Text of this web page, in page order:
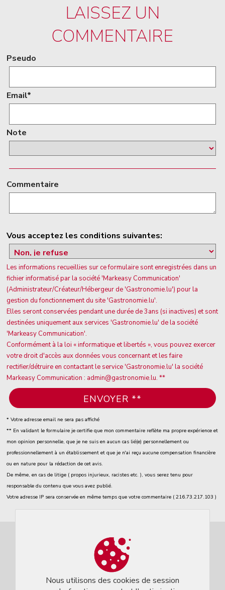
LAISSEZ UN
COMMENTAIRE
Pseudo
Email*
Note
Commentaire
Vous acceptez les conditions suivantes:
Les informations recueillies sur ce formulaire sont enregistrées dans un
fichier informatisé par la société 'Markeasy Communication'
(Administrateur/Créateur/Hébergeur de 'Gastronomie.lu') pour la
gestion du fonctionnement du site 'Gastronomie.lu'.
Elles seront conservées pendant une durée de 3ans (si inactives) et sont
destinées uniquement aux services 'Gastronomie.lu' de la société
'Markeasy Communication'.
Conformément à la loi « informatique et libertés », vous pouvez exercer
votre droit d'accès aux données vous concernant et les faire
rectifier/détruire en contactant le service 'Gastronomie.lu' la société
Markeasy Communication : admin@gastronomie.lu. **
* Votre adresse email ne sera pas affiché
** En validant le formulaire je certifie que mon commentaire reflète ma propre expérience et
mon opinion personnelle, que je ne suis en aucun cas lié(e) personnellement ou
professionnellement à un établissement et que je n'ai reçu aucune compensation financière
ou en nature pour la rédaction de cet avis.
De même, en cas de litige ( propos injurieux, racistes etc. ), vous serez tenu pour
responsable du contenu que vous avez publié.
Votre adresse IP sera conservée en même temps que votre commentaire ( 216.73.217.103 )
Nous utilisons des cookies de session